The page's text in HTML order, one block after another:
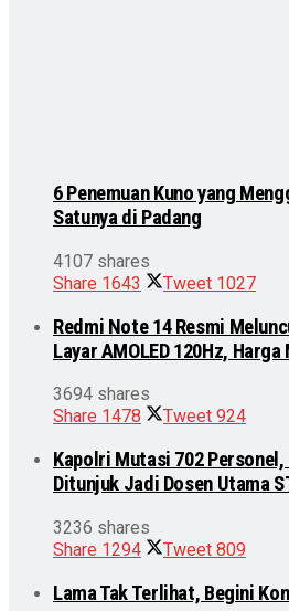
6 Penemuan Kuno yang
Satunya di Padang
4107 shares
Share 1643 Tweet 1027
Redmi Note 14 Resmi
Layar AMOLED 120Hz,
3694 shares
Share 1478 Tweet 924
Kapolri Mutasi 702 Personel,
Ditunjuk Jadi Dosen Utama
3236 shares
Share 1294 Tweet 809
Lama Tak Terlihat, Begini